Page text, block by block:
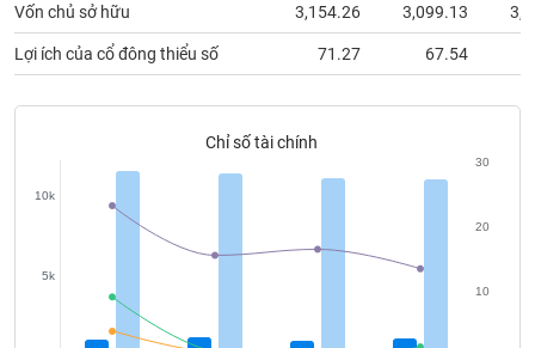
Vốn chủ sở hữu 3,154.26 3,099.13
Lợi ích của cổ đông thiểu số 71.27 67.54
Chỉ số tài chính
5k
10k
10
20
30
Dữ
liệu